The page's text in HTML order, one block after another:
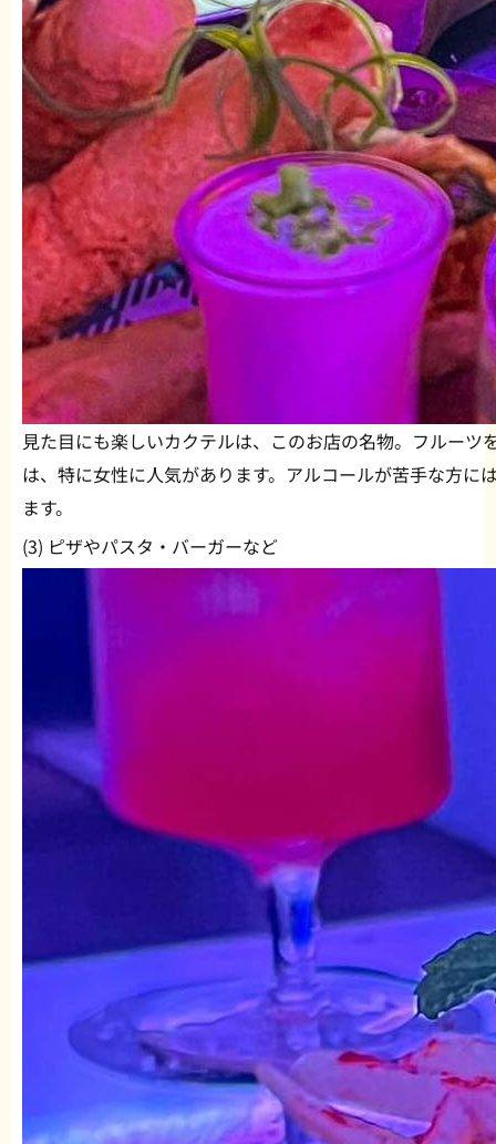
見た目にも楽しいカクテルは、このお店の名物。フルー
は、特に女性に人気があります。アルコールが苦手な方に
ます。
(3) ピザやパスタ・バーガーなど